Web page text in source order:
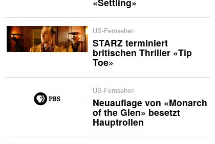
US-Fernsehen
STARZ terminiert
britischen Thriller «Tip
Toe»
US-Fernsehen
Neuauflage von «Monarch
of the Glen» besetzt
Hauptrollen